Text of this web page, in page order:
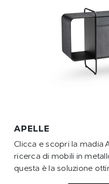
APELLE
Clicca e scopri la madia
ricerca di mobili in
questa è la soluzione